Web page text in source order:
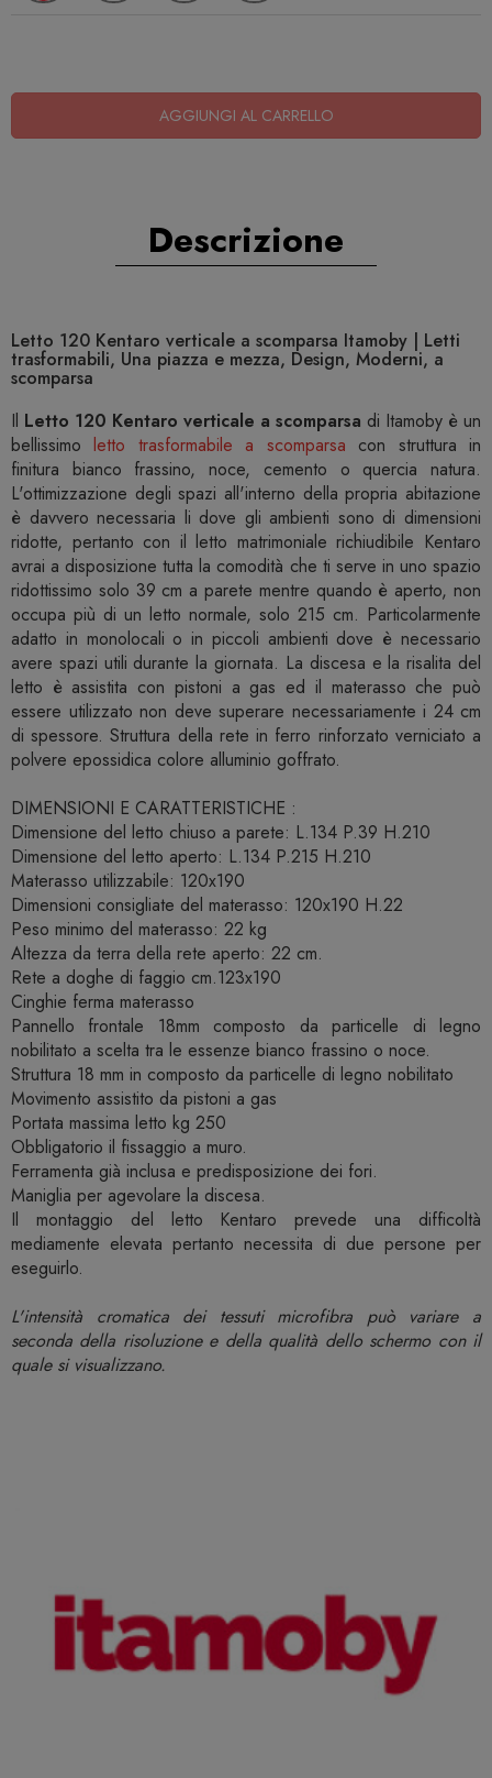
AGGIUNGI AL CARRELLO
Descrizione
Letto 120 Kentaro verticale a scomparsa Itamoby | Letti
trasformabili, Una piazza e mezza, Design, Moderni, a
scomparsa
Il Letto 120 Kentaro verticale a scomparsa di Itamoby è un
bellissimoletto trasformabile a scomparsa con struttura in
finitura bianco frassino, noce, cemento o quercia natura.
L'ottimizzazione degli spazi all'interno della propria abitazione
è davvero necessaria li dove gli ambienti sono di dimensioni
ridotte, pertanto con il letto matrimoniale richiudibile Kentaro
avrai a disposizione tutta la comodità che ti serve in uno spazio
ridottissimo solo 39 cm a parete mentre quando è aperto, non
occupa più di un letto normale, solo 215 cm. Particolarmente
adatto in monolocali o in piccoli ambienti dove è necessario
avere spazi utili durante la giornata. La discesa e la risalita del
letto è assistita con pistoni a gas ed il materasso che può
essere utilizzato non deve superare necessariamente i 24 cm
di spessore. Struttura della rete in ferro rinforzato verniciato a
polvere epossidica colore alluminio goffrato.
DIMENSIONI E CARATTERISTICHE :
Dimensione del letto chiuso a parete: L.134 P.39 H.210
Dimensione del letto aperto: L.134 P.215 H.210
Materasso utilizzabile: 120x190
Dimensioni consigliate del materasso: 120x190 H.22
Peso minimo del materasso: 22 kg
Altezza da terra della rete aperto: 22 cm.
Rete a doghe di faggio cm.123x190
Cinghie ferma materasso
Pannello frontale 18mm composto da particelle di legno
nobilitato a scelta tra le essenze bianco frassino o noce.
Struttura 18 mm in composto da particelle di legno nobilitato
Movimento assistito da pistoni a gas
Portata massima letto kg 250
Obbligatorio il fissaggio a muro.
Ferramenta già inclusa e predisposizione dei fori.
Maniglia per agevolare la discesa.
Il montaggio del letto Kentaro prevede una difficoltà
mediamente elevata pertanto necessita di due persone per
eseguirlo.
L'intensità cromatica dei tessuti microfibra può variare a
seconda della risoluzione e della qualità dello schermo con il
quale si visualizzano.